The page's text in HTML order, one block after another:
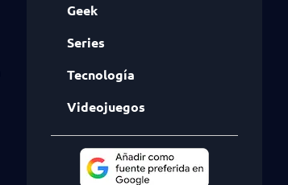
Geek
Series
Tecnología
Videojuegos